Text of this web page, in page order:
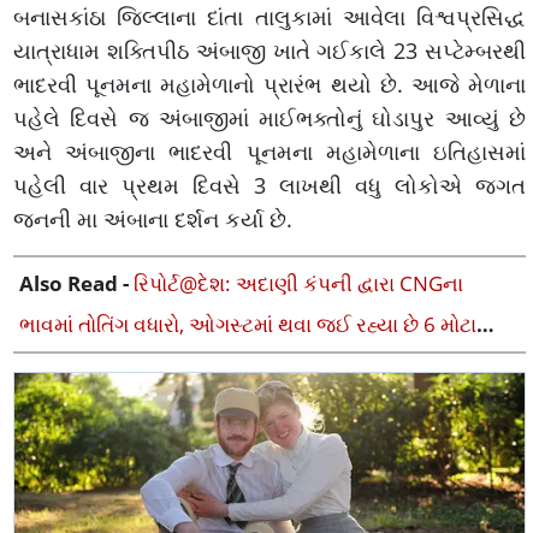
બનાસકાંઠા જિલ્લાના દાંતા તાલુકામાં આવેલા વિશ્વપ્રસિદ્ધ
યાત્રાધામ શક્તિપીઠ અંબાજી ખાતે ગઈકાલે 23 સપ્ટેમ્બરથી
ભાદરવી પૂનમના મહામેળાનો પ્રારંભ થયો છે. આજે મેળાના
પહેલે દિવસે જ અંબાજીમાં માઈભક્તોનું ઘોડાપુર આવ્યું છે
અને અંબાજીના ભાદરવી પૂનમના મહામેળાના ઇતિહાસમાં
પહેલી વાર પ્રથમ દિવસે 3 લાખથી વધુ લોકોએ જગત
જનની મા અંબાના દર્શન કર્યા છે.
Also Read - રિપોર્ટ@દેશ: અદાણી કંપની દ્વારા CNGના
ભાવમાં તોતિંગ વધારો, ઓગસ્ટમાં થવા જઈ રહ્યા છે 6 મોટા
ફેરફારો